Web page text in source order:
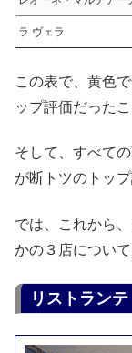
ラ ヴェラ
この表で、黄色
ップ評価だった
そして、すべて
が断トツのトッ
では、これから
かの３店につい
リストラン